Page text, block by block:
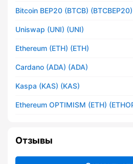
Bitcoin BEP20 (BTCB) (BTCBEP20)
Uniswap (UNI) (UNI)
Ethereum (ETH) (ETH)
Cardano (ADA) (ADA)
Kaspa (KAS) (KAS)
Ethereum OPTIMISM (ETH)
Отзывы